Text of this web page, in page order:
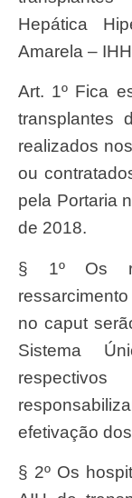
Hepática
Amarela –
Art. 1º Fica estabelecido o ressarcimento dos
transplantes
realizados
ou
pela Portaria
de 2018.
§ 1º Os
no caput
Sistema
efetivação
§ 2º Os